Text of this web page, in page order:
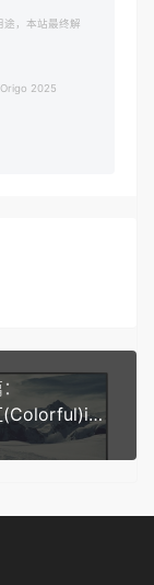
途，本站最终解
2025
七彩虹(Colorful)iGame M15Origo 2025 win11-24H2原厂系统 带一键恢复功能